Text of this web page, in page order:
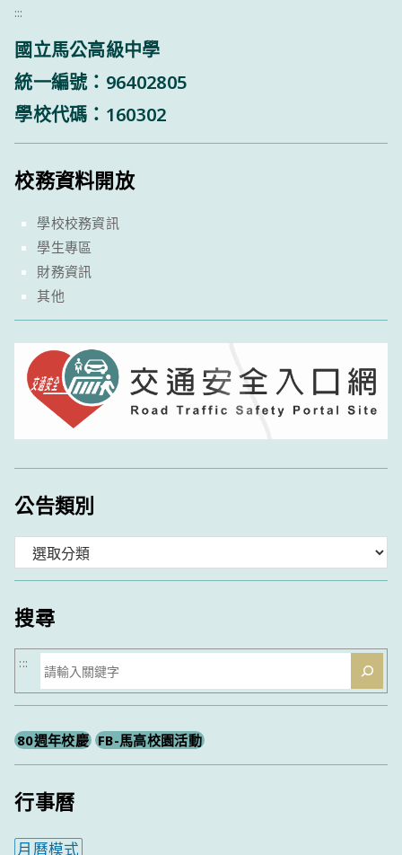
:::
國立馬公高級中學
統一編號：96402805
學校代碼：160302
校務資料開放
學校校務資訊
學生專區
財務資訊
其他
公告類別
類
搜尋
搜
尋
:::
80週年校慶 FB-馬高校園活動
行事曆
月曆模式